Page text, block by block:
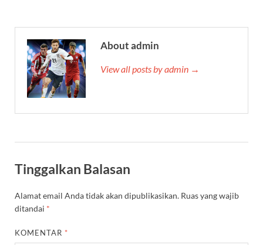
About admin
View all posts by admin →
Tinggalkan Balasan
Alamat email Anda tidak akan dipublikasikan. Ruas yang wajib
ditandai *
KOMENTAR *